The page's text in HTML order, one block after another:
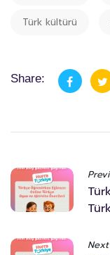
Türk kültürü
Share:
Next